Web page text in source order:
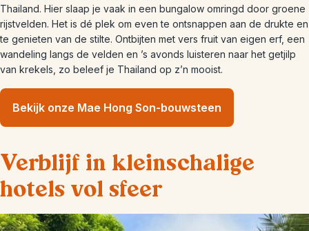
Thailand. Hier slaap je vaak in een bungalow omringd door groene
rijstvelden. Het is dé plek om even te ontsnappen aan de drukte en
te genieten van de stilte. Ontbijten met vers fruit van eigen erf, een
wandeling langs de velden en ’s avonds luisteren naar het getjilp
van krekels, zo beleef je Thailand op z’n mooist.
Bekijk onze Mae Hong Son-bouwsteen
Verblijf in kleinschalige
hotels vol sfeer